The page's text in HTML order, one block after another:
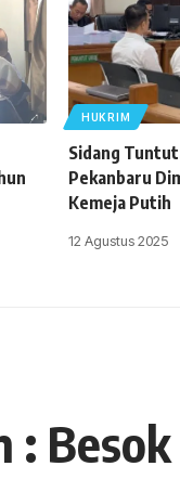
HUKRIM
Sidang
Pekanbaru
Kemeja Putih
12 Agustus 2025
: Besok